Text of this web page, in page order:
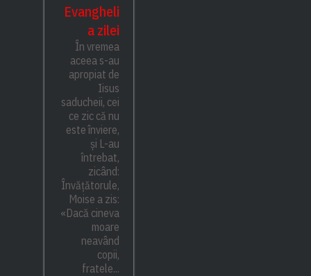
Evangheli
a zilei
În vremea
aceea s-au
apropiat de
Iisus
saducheii, cei
ce zic că nu
este înviere,
și L-au
întrebat,
zicând:
Învățătorule,
Moise a zis:
«Dacă cineva
moare
neavând
copii,
fratele...